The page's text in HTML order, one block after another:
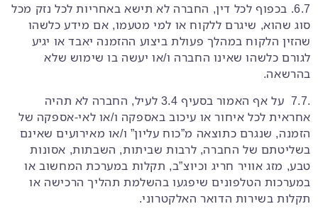
6.7. בכפוף לכל דין, החברה לא תישא באחריות לכל נזק מכל
סוג שהוא, שיגרם ללקוח או למי מטעמו, אם מידע כלשהו
שהזין הלקוח במהלך פעולת ביצוע ההזמנה יאבד או יגיע
לגורם כלשהו שאינו החברה ו/או יעשה בו שימוש שלא
בהרשאה.
.7.7 על אף האמור בסעיף 3.4 לעיל, החברה לא תהיה
אחראית לכל איחור או עיכוב באספקה ו/או לאי-אספקה של
הזמנה, שנגרם כתוצאה מ”כוח עליון” ו/או מאירועים שאינם
בשליטתם של החברה, לרבות שביתות, השבתות, אסונות
טבע, מזג אוויר חריג וכיוצ”ב, תקלות במערכת המחשוב או
במערכות הטלפונים שיפגעו בהשלמת תהליך הרכישה או
תקלות בשירות הדואר האלקטרוני.